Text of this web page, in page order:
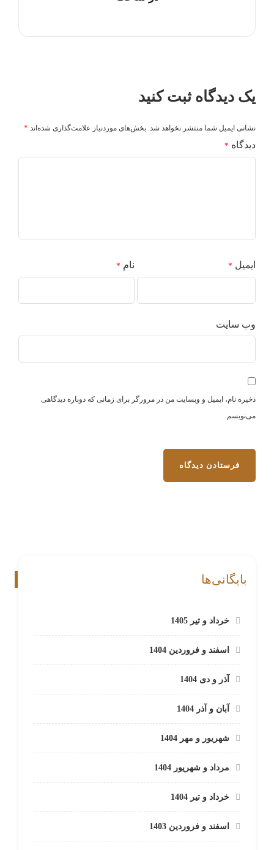
یک دیدگاه ثبت کنید
نشانی ایمیل شما منتشر نخواهد شد. بخش‌های موردنیاز علامت‌گذاری شده‌اند *
دیدگاه *
نام * ایمیل *
وب‌ سایت
ذخیره نام، ایمیل و وبسایت من در مرورگر برای زمانی که دوباره دیدگاهی
می‌نویسم.
بایگانی‌ها
خرداد و تیر 1405
اسفند و فروردین 1404
آذر و دی 1404
آبان و آذر 1404
شهریور و مهر 1404
مرداد و شهریور 1404
خرداد و تیر 1404
اسفند و فروردین 1403